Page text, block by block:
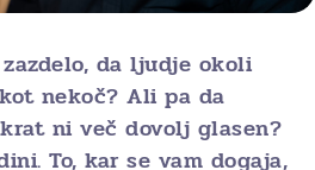
da ljudje okoli
nekoč? Ali pa da
ni več dovolj glasen?
To, kar se vam dogaja,